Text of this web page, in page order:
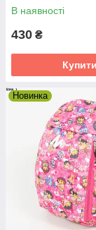
В наявності
430 ₴
Купити
Новинка